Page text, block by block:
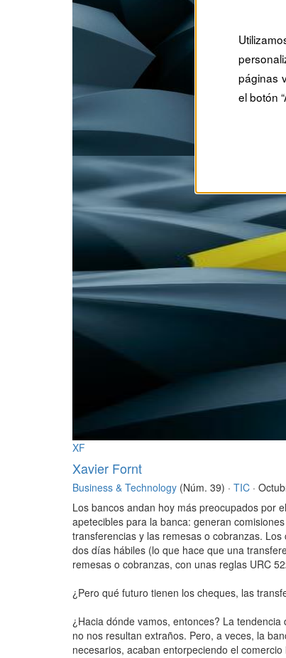
XF
Xavier Fornt
Business & Technology (Núm. 39) · TIC ·
Los bancos andan hoy más preocupados por
apetecibles para la banca: generan
transferencias y las remesas o cobranzas.
dos días hábiles (lo que hace que una
remesas o cobranzas, con unas reglas URC
¿Pero qué futuro tienen los cheques, las
¿Hacia dónde vamos, entonces? La
no nos resultan extraños. Pero, a veces, la
necesarios, acaban entorpeciendo el
páginas
el botón